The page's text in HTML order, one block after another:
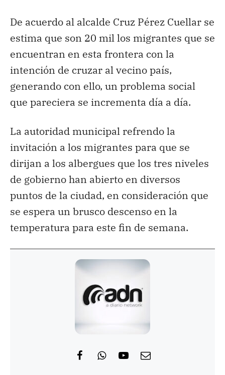
De acuerdo al alcalde Cruz Pérez Cuellar se
estima que son 20 mil los migrantes que se
encuentran en esta frontera con la
intención de cruzar al vecino país,
generando con ello, un problema social
que pareciera se incrementa día a día.
La autoridad municipal refrendo la
invitación a los migrantes para que se
dirijan a los albergues que los tres niveles
de gobierno han abierto en diversos
puntos de la ciudad, en consideración que
se espera un brusco descenso en la
temperatura para este fin de semana.